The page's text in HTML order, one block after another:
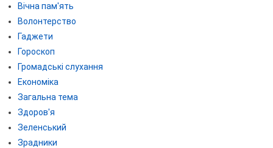
Вічна пам'ять
Волонтерство
Гаджети
Гороскоп
Громадські слухання
Економіка
Загальна тема
Здоров'я
Зеленський
Зрадники